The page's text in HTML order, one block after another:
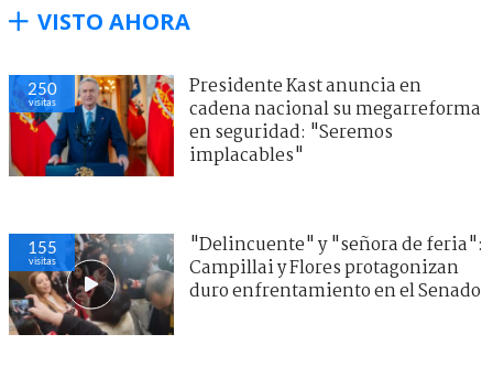
VISTO AHORA
250
visitas
Presidente Kast anuncia en
cadena nacional su megarreforma
en seguridad: "Seremos
implacables"
155
visitas
"Delincuente" y "señora de feria":
Campillai y Flores protagonizan
duro enfrentamiento en el Senado